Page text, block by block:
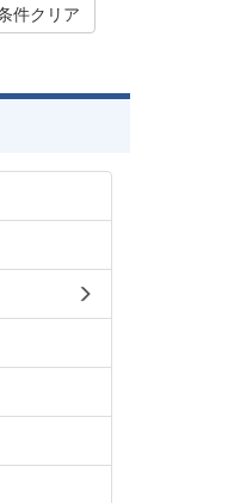
件クリア